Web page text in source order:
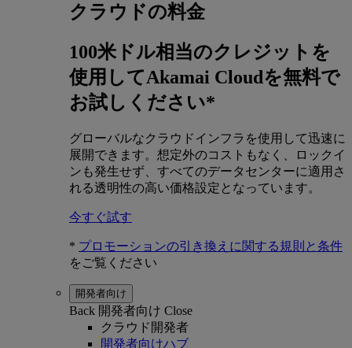
クラウドの料金
100米ドル相当のクレジットを
使用してAkamai Cloudを無料で
お試しください*
グローバルなクラウドインフラを使用して迅速に
展開できます。想定外のコストもなく、ロックイ
ンも発生せず、すべてのデータセンターに適用さ
れる透明性の高い価格設定となっています。
今すぐ試す
* プロモーションの引き換えに関する規則と条件
をご覧ください
開発者向け
Back 開発者向け Close
クラウド開発者
開発者向けハブ